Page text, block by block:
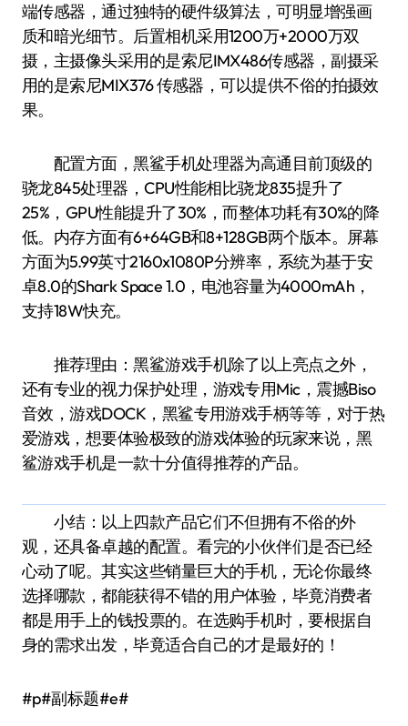
端传感器，通过独特的硬件级算法，可明显增强画
质和暗光细节。后置相机采用1200万+2000万双
摄，主摄像头采用的是索尼IMX486传感器，副摄采
用的是索尼MIX376 传感器，可以提供不俗的拍摄效
果。
配置方面，黑鲨手机处理器为高通目前顶级的
骁龙845处理器，CPU性能相比骁龙835提升了
25%，GPU性能提升了30%，而整体功耗有30%的降
低。内存方面有6+64GB和8+128GB两个版本。屏幕
方面为5.99英寸2160x1080P分辨率，系统为基于安
卓8.0的Shark Space 1.0，电池容量为4000mAh，
支持18W快充。
推荐理由：黑鲨游戏手机除了以上亮点之外，
还有专业的视力保护处理，游戏专用Mic，震撼Biso
音效，游戏DOCK，黑鲨专用游戏手柄等等，对于热
爱游戏，想要体验极致的游戏体验的玩家来说，黑
鲨游戏手机是一款十分值得推荐的产品。
小结：以上四款产品它们不但拥有不俗的外
观，还具备卓越的配置。看完的小伙伴们是否已经
心动了呢。其实这些销量巨大的手机，无论你最终
选择哪款，都能获得不错的用户体验，毕竟消费者
都是用手上的钱投票的。在选购手机时，要根据自
身的需求出发，毕竟适合自己的才是最好的！
#p#副标题#e#